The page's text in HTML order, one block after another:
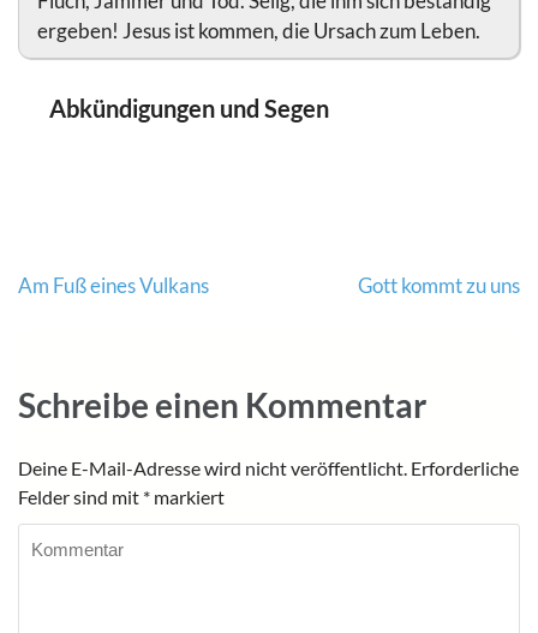
ergeben! Jesus ist kommen, die Ursach zum Leben.
Abkündigungen und Segen
Beitragsnavigation
Am Fuß eines Vulkans Gott kommt zu uns
Schreibe einen Kommentar
Deine E-Mail-Adresse wird nicht veröffentlicht. Erforderliche
Felder sind mit * markiert